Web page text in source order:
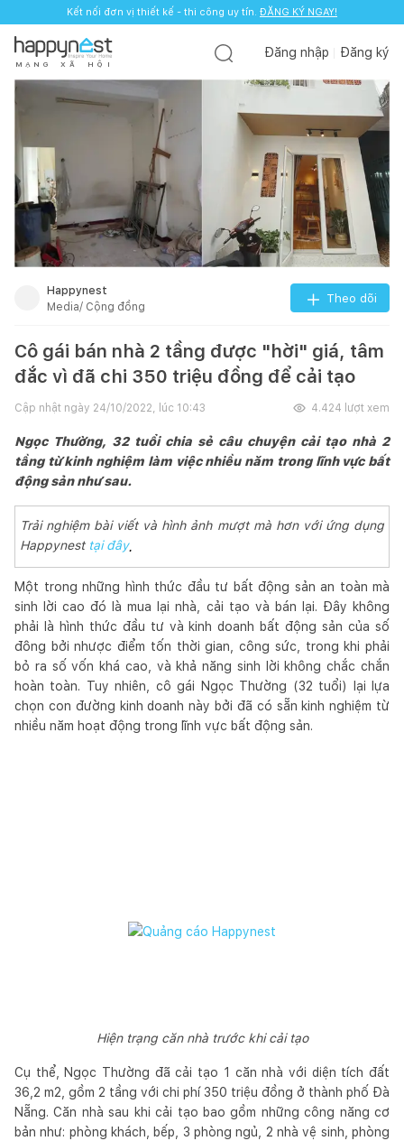
Kết nối đơn vị thiết kế - thi công uy tín. ĐĂNG KÝ NGAY!
M Ạ N G X Ã H Ộ I
Đăng nhập Đăng ký
Happynest
Media/ Cộng đồng
Theo dõi
Cô gái bán nhà 2 tầng được "hời" giá, tâm
đắc vì đã chi 350 triệu đồng để cải tạo
Cập nhật ngày 24/10/2022, lúc 10:43 4.424 lượt xem
Ngọc Thường, 32 tuổi chia sẻ câu chuyện cải tạo nhà 2
tầng từ kinh nghiệm làm việc nhiều năm trong lĩnh vực bất
động sản như sau.
Trải nghiệm bài viết và hình ảnh mượt mà hơn với ứng dụng
Happynest tại đây.
Một trong những hình thức đầu tư bất động sản an toàn mà
sinh lời cao đó là mua lại nhà, cải tạo và bán lại. Đây không
phải là hình thức đầu tư và kinh doanh bất động sản của số
đông bởi nhược điểm tốn thời gian, công sức, trong khi phải
bỏ ra số vốn khá cao, và khả năng sinh lời không chắc chắn
hoàn toàn. Tuy nhiên, cô gái Ngọc Thường (32 tuổi) lại lựa
chọn con đường kinh doanh này bởi đã có sẵn kinh nghiệm từ
nhiều năm hoạt động trong lĩnh vực bất động sản.
Hiện trạng căn nhà trước khi cải tạo
Cụ thể, Ngọc Thường đã cải tạo 1 căn nhà với diện tích đất
36,2 m2, gồm 2 tầng với chi phí 350 triệu đồng ở thành phố Đà
Nẵng. Căn nhà sau khi cải tạo bao gồm những công năng cơ
bản như: phòng khách, bếp, 3 phòng ngủ, 2 nhà vệ sinh, phòng